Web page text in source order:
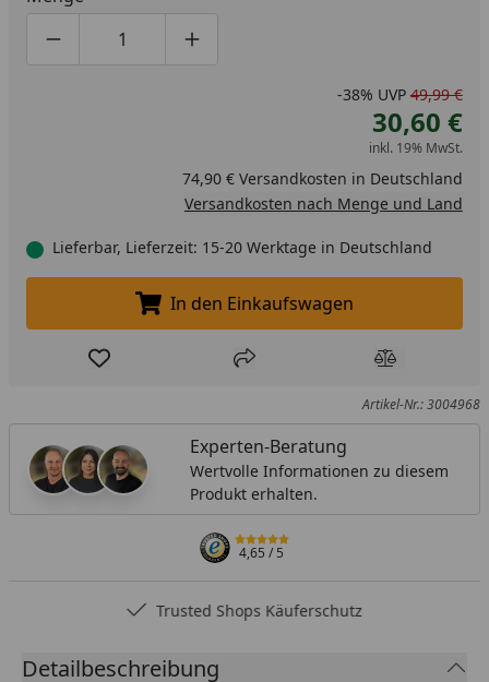
Produktmenge um eins verringern
Produktmenge manuell eingeben
Produktmenge um eins erhöhen
-38% UVP 49,99 €
30,60 €
inkl. 19% MwSt.
74,90 € Versandkosten in Deutschland
Versandkosten nach Menge und Land
Lieferbar, Lieferzeit: 15-20 Werktage in Deutschland
In den Einkaufswagen legen
In den Einkaufswagen
Produkt zur Wunschliste hinzufügen
Teilen Produkt
Artikel-Nr.: 3004968
Experten-Beratung
Wertvolle Informationen zu diesem
Produkt erhalten.
4,65/ 5
Trusted Shops Käuferschutz
Detailbeschreibung